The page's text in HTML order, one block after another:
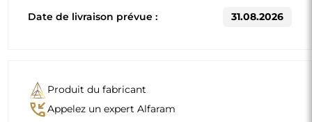
Date de livraison prévue : 31.08.2026
Produit du fabricant
phone_callbackAppelez un expert Alfaram